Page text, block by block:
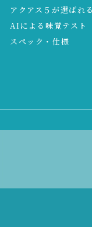
アクアス５が選ばれ
AIによる味覚テスト
スペック・仕様